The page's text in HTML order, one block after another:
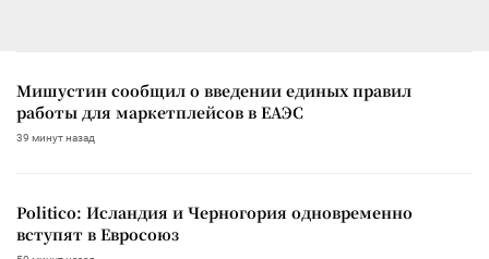
Мишустин сообщил о введении единых правил
работы для маркетплейсов в ЕАЭС
39 минут назад
Politico: Исландия и Черногория одновременно
вступят в Евросоюз